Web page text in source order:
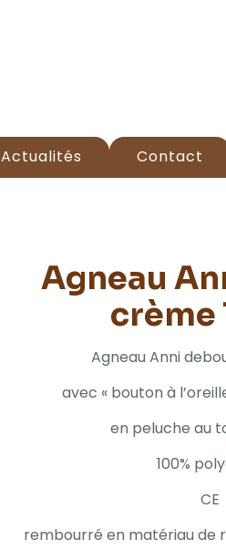
Actualités Contact
Agneau
crème
Agneau Anni
avec « bouton à
en peluche au
100%
CE
rembourré en matériau de